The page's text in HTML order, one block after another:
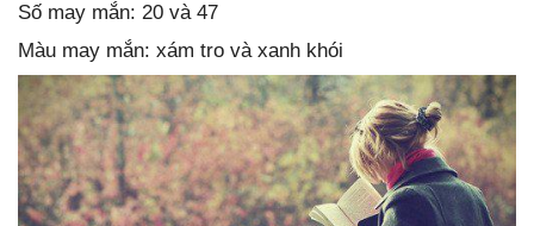
Số may mắn: 20 và 47
Màu may mắn: xám tro và xanh khói